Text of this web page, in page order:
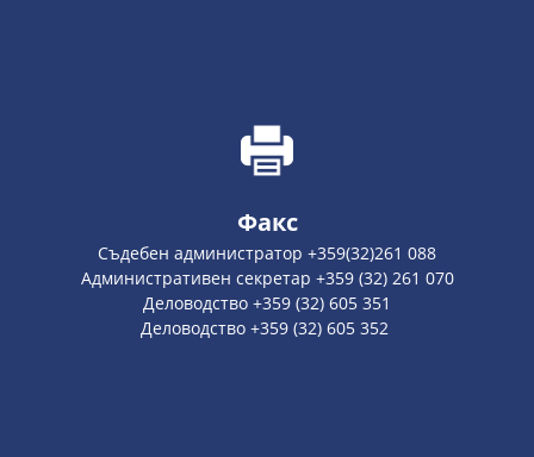
Факс
Съдебен администратор +359(32)261 088
Административен секретар +359 (32) 261 070
Деловодство +359 (32) 605 351
Деловодство +359 (32) 605 352